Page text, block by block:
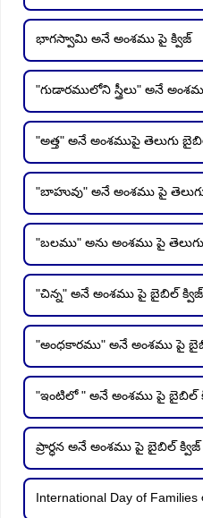
భాగస్వామి అనే అంశము పై క్విజ్
"గుడారములోని స్త్రీలు" అనే
"అత్త" అనే అంశముపై తెలుగు
"బాహువు" అనే అంశము పై
"బలము" అను అంశము పై
"చిన్న" అనే అంశము పై బైబిల్ క్విజ్
"అంధకారము" అనే అంశము పై
"ఇంటిలో " అనే అంశము పై బైబిల్
ప్రార్ధన అనే అంశము పై బైబిల్ క్విజ్
International Day of